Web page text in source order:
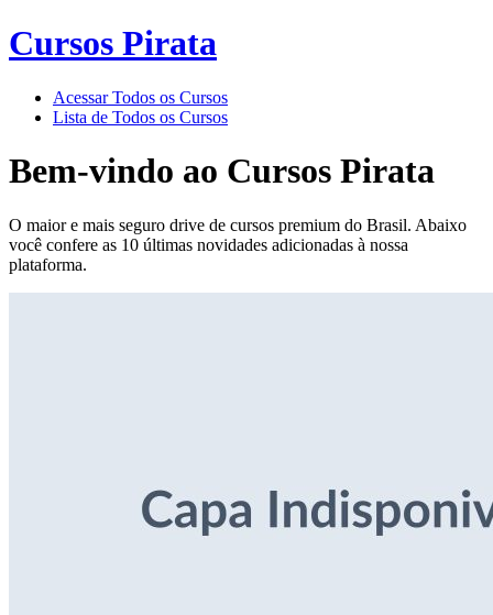
Cursos Pirata
Acessar Todos os Cursos
Lista de Todos os Cursos
Bem-vindo ao Cursos Pirata
O maior e mais seguro drive de cursos premium do Brasil. Abaixo
você confere as 10 últimas novidades adicionadas à nossa
plataforma.